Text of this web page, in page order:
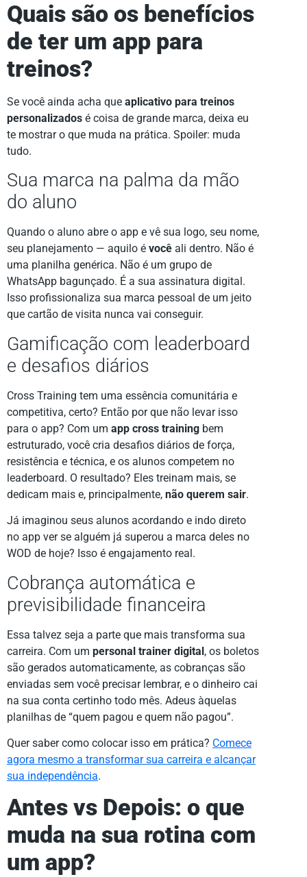
Quais são os benefícios
de ter um app para
treinos?
Se você ainda acha que aplicativo para treinos
personalizados é coisa de grande marca, deixa eu
te mostrar o que muda na prática. Spoiler: muda
tudo.
Sua marca na palma da mão
do aluno
Quando o aluno abre o app e vê sua logo, seu nome,
seu planejamento — aquilo é você ali dentro. Não é
uma planilha genérica. Não é um grupo de
WhatsApp bagunçado. É a sua assinatura digital.
Isso profissionaliza sua marca pessoal de um jeito
que cartão de visita nunca vai conseguir.
Gamificação com leaderboard
e desafios diários
Cross Training tem uma essência comunitária e
competitiva, certo? Então por que não levar isso
para o app? Com um app cross training bem
estruturado, você cria desafios diários de força,
resistência e técnica, e os alunos competem no
leaderboard. O resultado? Eles treinam mais, se
dedicam mais e, principalmente, não querem sair.
Já imaginou seus alunos acordando e indo direto
no app ver se alguém já superou a marca deles no
WOD de hoje? Isso é engajamento real.
Cobrança automática e
previsibilidade financeira
Essa talvez seja a parte que mais transforma sua
carreira. Com um personal trainer digital, os boletos
são gerados automaticamente, as cobranças são
enviadas sem você precisar lembrar, e o dinheiro cai
na sua conta certinho todo mês. Adeus àquelas
planilhas de “quem pagou e quem não pagou”.
Quer saber como colocar isso em prática? Comece
agora mesmo a transformar sua carreira e alcançar
sua independência.
Antes vs Depois: o que
muda na sua rotina com
um app?